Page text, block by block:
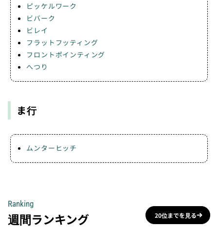
ピッケルワーク
ビバーク
ビレイ
フラットフッティング
フロントポインティング
へつり
ま行
ムンターヒッチ
Ranking
週間ランキング 20位までを見る